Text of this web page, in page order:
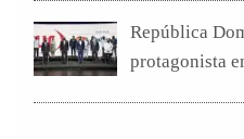
República
protagonista